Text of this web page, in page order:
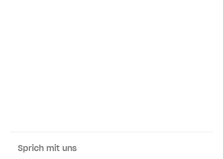
Sprich mit uns